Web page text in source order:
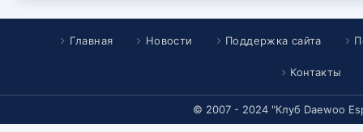
Главная Новости Поддержка сайта
Контакты
© 2007 - 2024 "Клуб Daewoo